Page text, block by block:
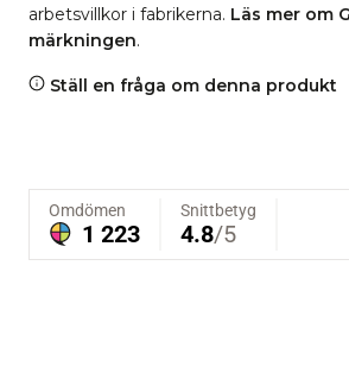
arbetsvillkor i fabrikerna. Läs mer om
märkningen.
Ställ en fråga om denna produkt